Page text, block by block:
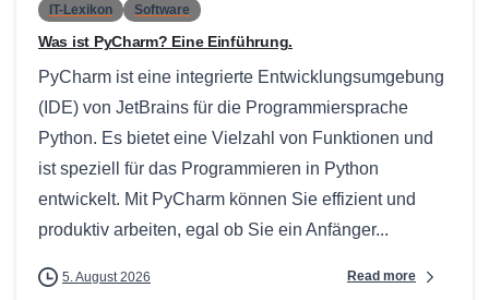
IT-Lexikon Software
Was ist PyCharm? Eine Einführung.
PyCharm ist eine integrierte Entwicklungsumgebung
(IDE) von JetBrains für die Programmiersprache
Python. Es bietet eine Vielzahl von Funktionen und
ist speziell für das Programmieren in Python
entwickelt. Mit PyCharm können Sie effizient und
produktiv arbeiten, egal ob Sie ein Anfänger...
5. August 2026 Read more